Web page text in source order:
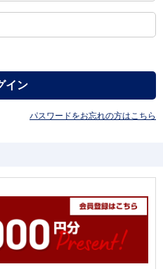
パスワードをお忘れの方はこちら